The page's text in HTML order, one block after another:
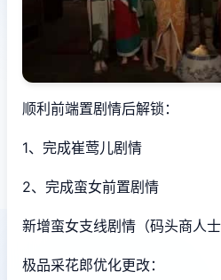
顺利前端置剧情后解锁：
1、完成崔莺儿剧情
2、完成蛮女前置剧情
新增蛮女支线剧情（码头商人士
极品采花郎优化更改：